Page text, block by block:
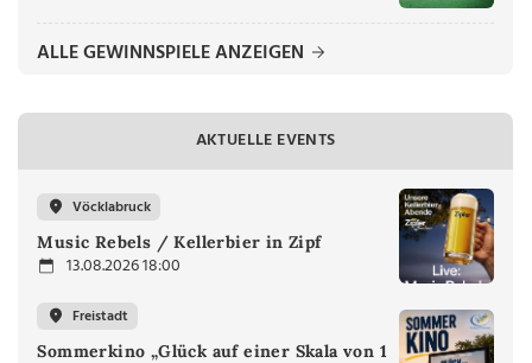
ALLE GEWINNSPIELE ANZEIGEN
AKTUELLE EVENTS
Vöcklabruck
Music Rebels / Kellerbier in Zipf
13.08.2026 18:00
Freistadt
Sommerkino „Glück auf einer Skala von 1